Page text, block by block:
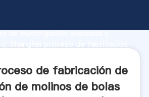
de investigación avanzada y
a todos los clientes.
de fabricación de
de molinos de bolas